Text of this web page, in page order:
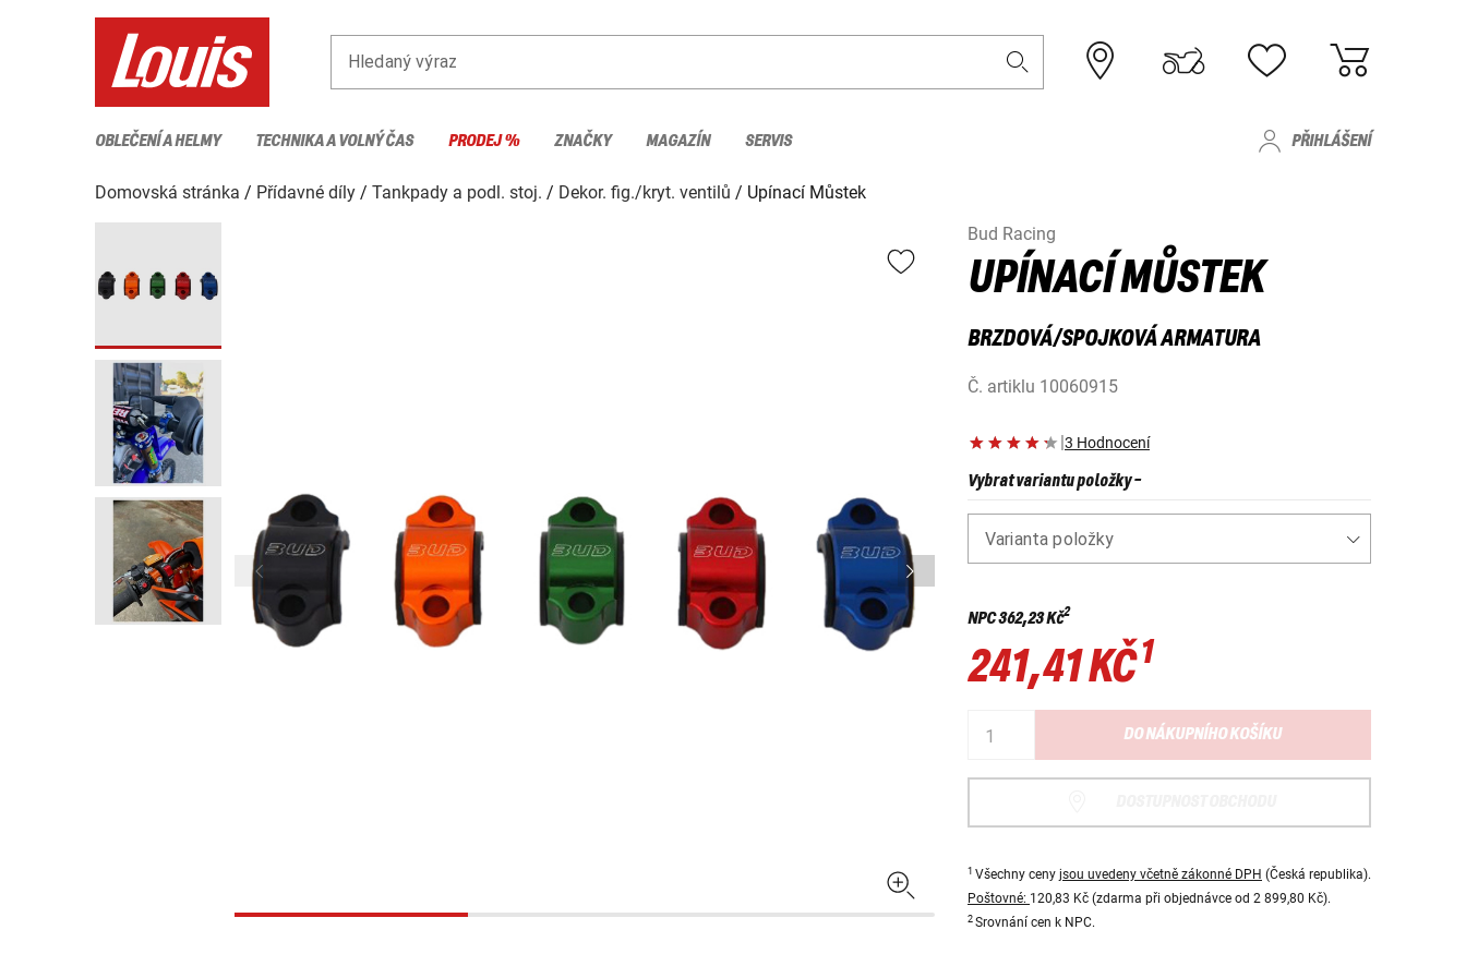
Hledaný výraz
OBLEČENÍ A HELMY TECHNIKA A VOLNÝ ČAS PRODEJ % ZNAČKY MAGAZÍN SERVIS PŘIHLÁŠENÍ
Domovská stránka Přídavné díly Tankpady a podl. stoj. Dekor. fig./kryt. ventilů
Upínací Můstek
Bud Racing
UPÍNACÍ MŮSTEK
BRZDOVÁ/SPOJKOVÁ ARMATURA
Č. artiklu 10060915
|3 Hodnocení
Vybrat variantu položky-
Varianta položky
NPC362,23 Kč2
241,41 KČ1
DO NÁKUPNÍHO KOŠÍKU
1 Všechny ceny jsou uvedeny včetně zákonné DPH (Česká republika).
Poštovné: 120,83 Kč (zdarma při objednávce od 2 899,80 Kč).
2 Srovnání cen k NPC.